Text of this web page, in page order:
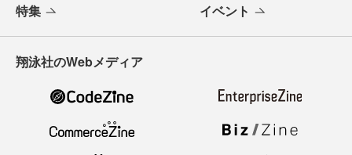
特集 イベント
翔泳社のWebメディア